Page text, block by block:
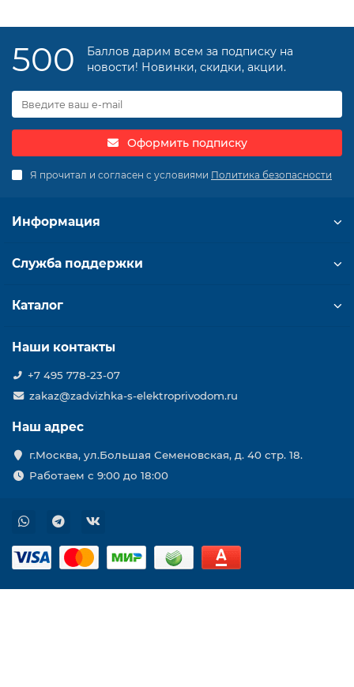
500
Баллов дарим всем за подписку на
новости! Новинки, скидки, акции.
Оформить подписку
Я прочитал и согласен с условиями Политика безопасности
Информация
Служба поддержки
Каталог
Наши контакты
+7 495 778-23-07
zakaz@zadvizhka-s-elektroprivodom.ru
Наш адрес
г.Москва, ул.Большая Семеновская, д. 40 стр. 18.
Работаем с 9:00 до 18:00